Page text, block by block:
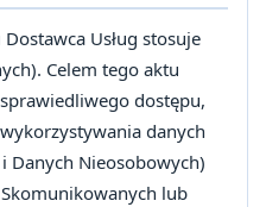
Dostawca Usług stosuje
Celem tego aktu
dostępu,
danych
Danych Nieosobowych)
lub